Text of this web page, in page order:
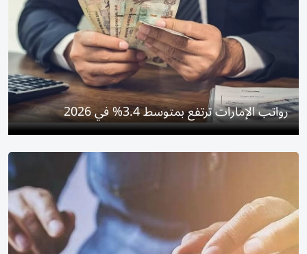
رواتب الإمارات ترتفع بمتوسط 3.4% في 2026